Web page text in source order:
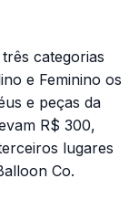
categorias
e Feminino os
e peças da
R$ 300,
lugares
Co.